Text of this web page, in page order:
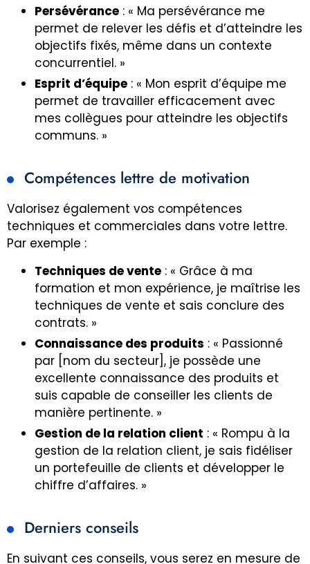
Persévérance : « Ma persévérance me
permet de relever les défis et d’atteindre les
objectifs fixés, même dans un contexte
concurrentiel. »
Esprit d’équipe : « Mon esprit d’équipe me
permet de travailler efficacement avec
mes collègues pour atteindre les objectifs
communs. »
Compétences lettre de motivation
Valorisez également vos compétences
techniques et commerciales dans votre lettre.
Par exemple :
Techniques de vente : « Grâce à ma
formation et mon expérience, je maîtrise les
techniques de vente et sais conclure des
contrats. »
Connaissance des produits : « Passionné
par [nom du secteur], je possède une
excellente connaissance des produits et
suis capable de conseiller les clients de
manière pertinente. »
Gestion de la relation client : « Rompu à la
gestion de la relation client, je sais fidéliser
un portefeuille de clients et développer le
chiffre d’affaires. »
Derniers conseils
En suivant ces conseils, vous serez en mesure de